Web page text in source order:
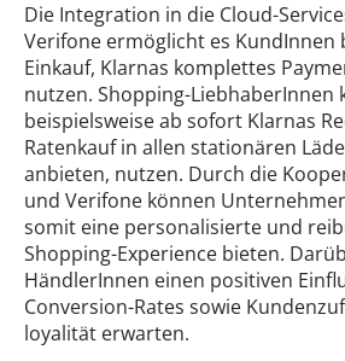
Die Integration in die Cloud-
Verifone ermöglicht es KundInnen
Einkauf, Klarnas komplettes
nutzen. Shopping-LiebhaberInnen
beispielsweise ab sofort Klarnas
Ratenkauf in allen stationären
anbieten, nutzen. Durch die
und Verifone können
somit eine personalisierte und
Shopping-Experience bieten.
HändlerInnen einen positiven
Conversion-Rates sowie
loyalität erwarten.